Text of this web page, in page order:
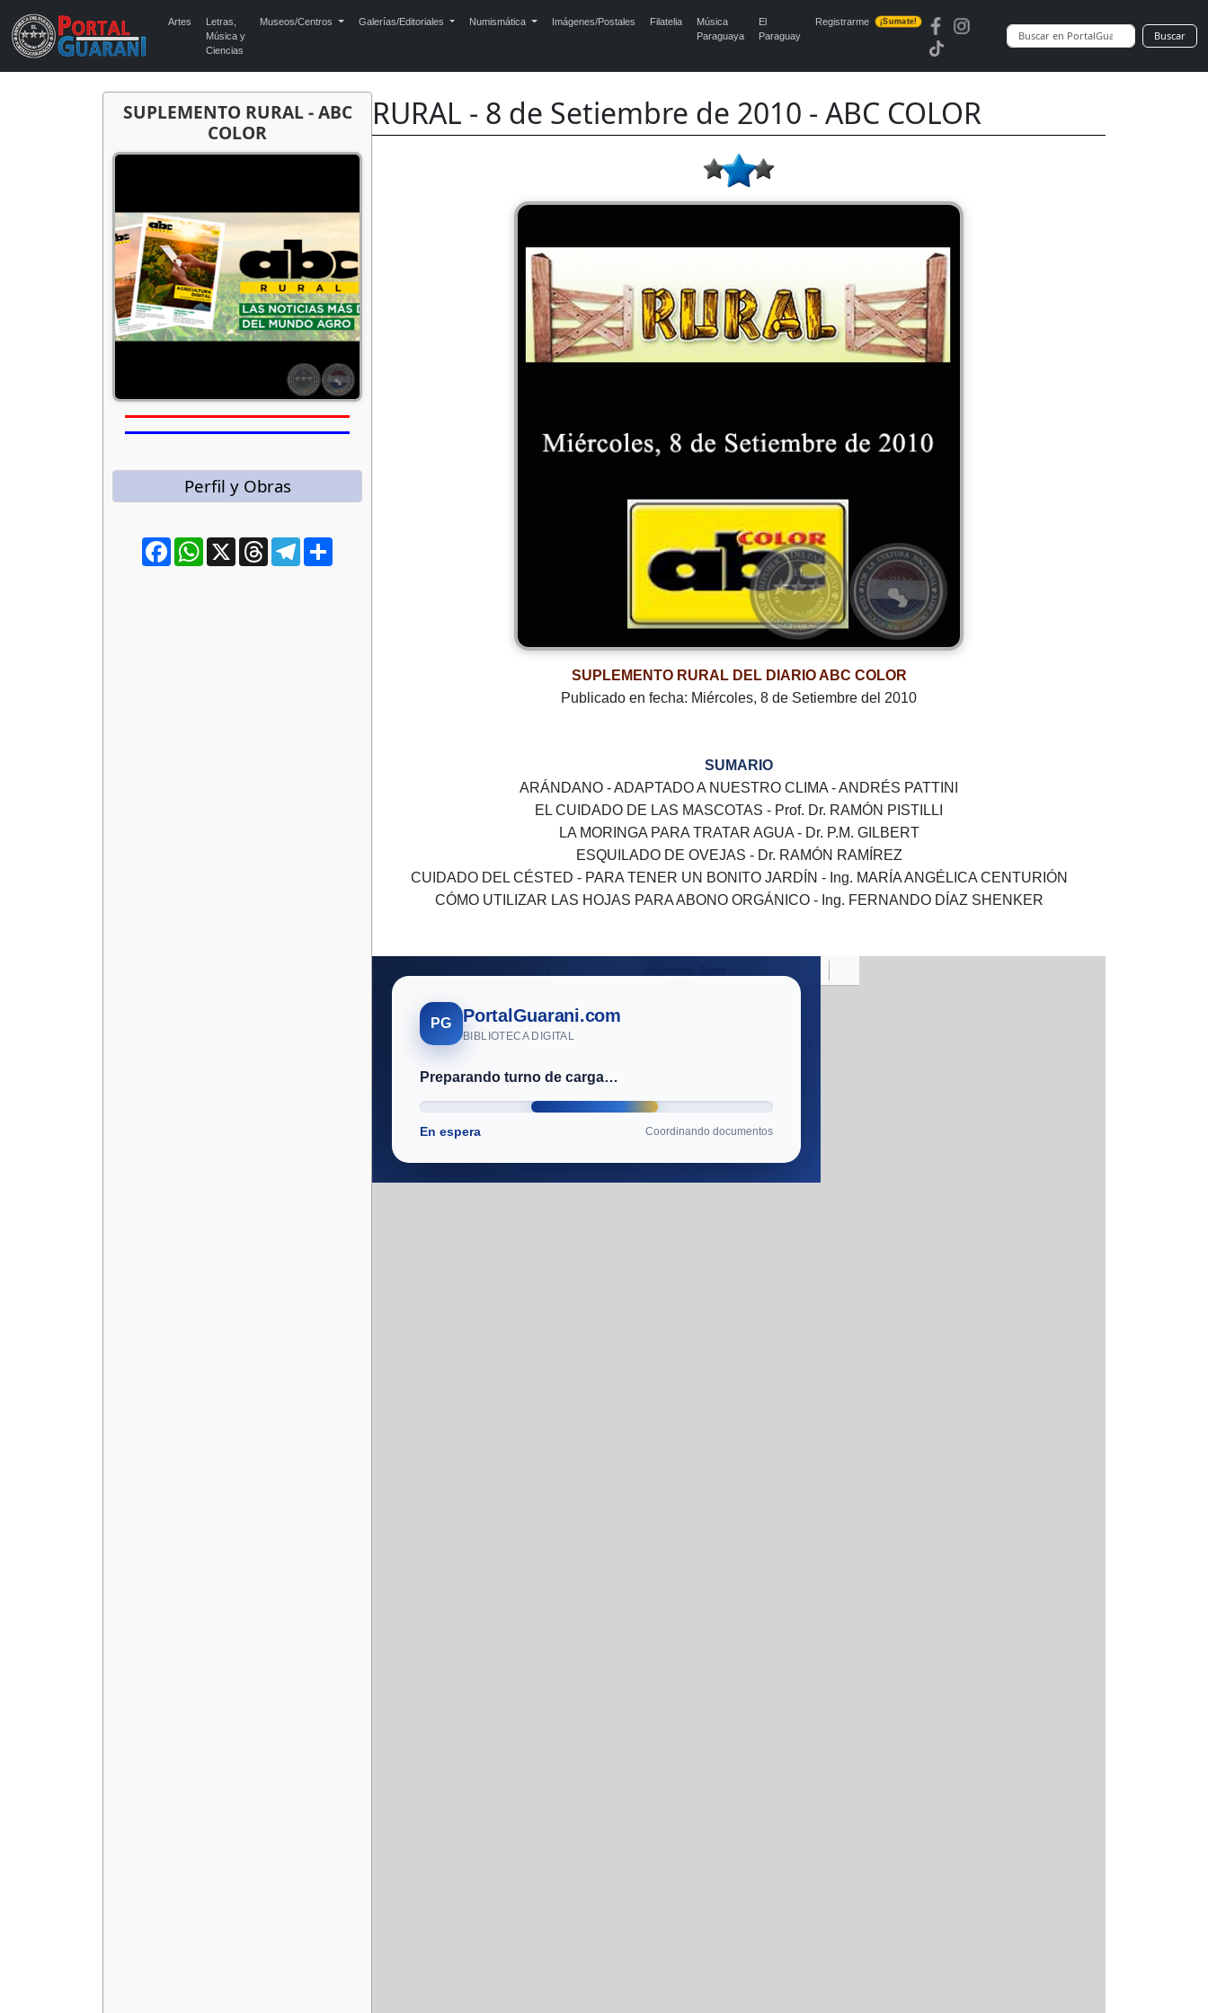
Artes
Letras,
Música y
Ciencias
Museos/Centros Galerías/Editoriales Numismática Imágenes/Postales Filatelia
Música
Paraguaya
El
Paraguay
Registrarme ¡Sumate!
Buscar
SUPLEMENTO RURAL - ABC
COLOR
Perfil y Obras
FacebookWhatsApp
X ThreadsTelegram
RURAL - 8 de Setiembre de 2010 - ABC COLOR
SUPLEMENTO RURAL DEL DIARIO ABC COLOR
Publicado en fecha: Miércoles, 8 de Setiembre del 2010
SUMARIO
ARÁNDANO - ADAPTADO A NUESTRO CLIMA - ANDRÉS PATTINI
EL CUIDADO DE LAS MASCOTAS - Prof. Dr. RAMÓN PISTILLI
LA MORINGA PARA TRATAR AGUA - Dr. P.M. GILBERT
ESQUILADO DE OVEJAS - Dr. RAMÓN RAMÍREZ
CUIDADO DEL CÉSTED - PARA TENER UN BONITO JARDÍN - Ing. MARÍA ANGÉLICA CENTURIÓN
CÓMO UTILIZAR LAS HOJAS PARA ABONO ORGÁNICO - Ing. FERNANDO DÍAZ SHENKER